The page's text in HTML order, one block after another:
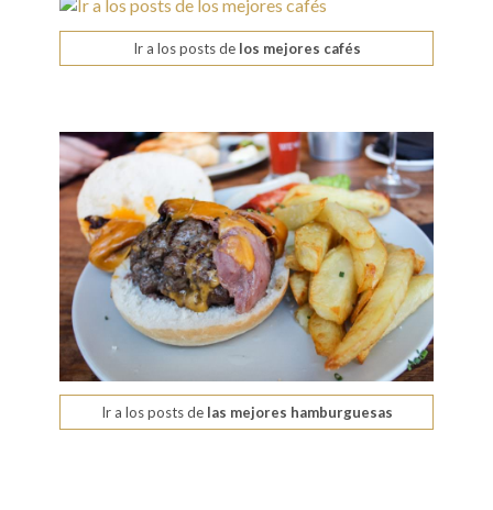
Ir a los posts delos mejores cafés
Ir a los posts delas mejores hamburguesas